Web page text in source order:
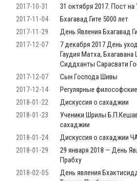
2017-10-31
31 октября 2017. Пост
2017-11-04
Бхагавад Гите 5000 лет
2017-11-29
День Явления Бхагавад
2017-12-07
7 декабря 2017 День
Гаудия Матха,
Сиддханты Сарасвати
2017-12-07
Сын Господа Шивы
2017-12-14
Регулярные
2018-01-22
Дискуссия о сахаджии
2018-01-23
Ученики Шрилы
сахаджии
2018-01-24
Дискуссия о сахаджии
2018-01-29
29 января 2018 — День
Прабху
2018-02-05
День явления